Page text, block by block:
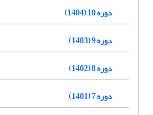
دوره 10 (1404)
دوره 9 (1403)
دوره 8 (1402)
دوره 7 (1401)